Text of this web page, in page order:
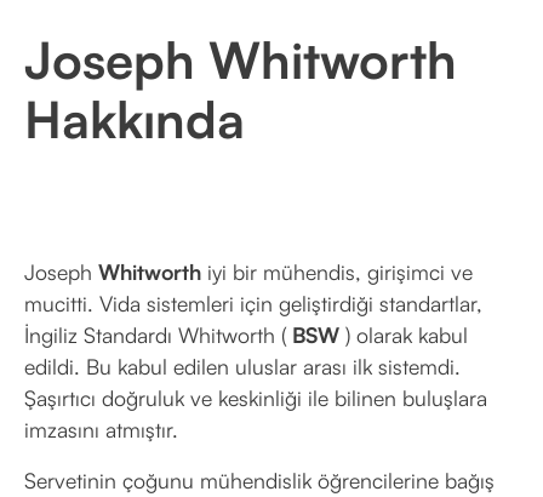
Joseph Whitworth
Hakkında
Joseph Whitworth iyi bir mühendis, girişimci ve
mucitti. Vida sistemleri için geliştirdiği standartlar,
İngiliz Standardı Whitworth ( BSW ) olarak kabul
edildi. Bu kabul edilen uluslar arası ilk sistemdi.
Şaşırtıcı doğruluk ve keskinliği ile bilinen buluşlara
imzasını atmıştır.
Servetinin çoğunu mühendislik öğrencilerine bağış